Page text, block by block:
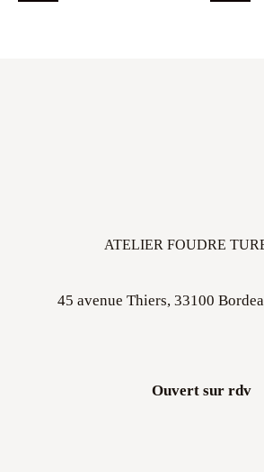
ATELIER FOUDRE
45 avenue Thiers, 33100
Ouvert sur rdv